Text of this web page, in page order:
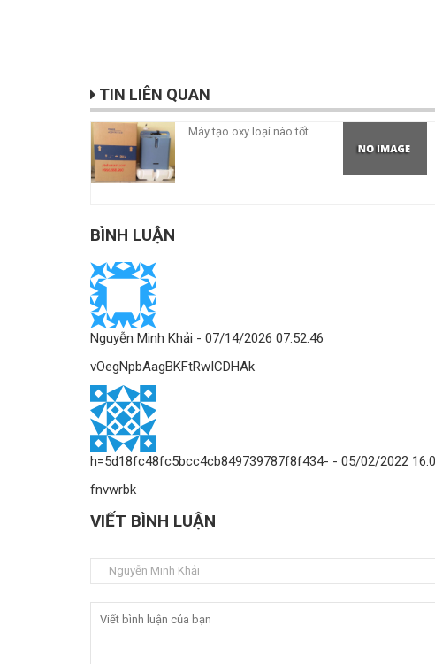
TIN LIÊN QUAN
Máy tạo oxy loại nào tốt
BÌNH LUẬN
Nguyễn Minh Khải - 07/14/2026 07:52:46
vOegNpbAagBKFtRwICDHAk
h=5d18fc48fc5bcc4cb849739787f8f434- - 05/02/2022
fnvwrbk
VIẾT BÌNH LUẬN